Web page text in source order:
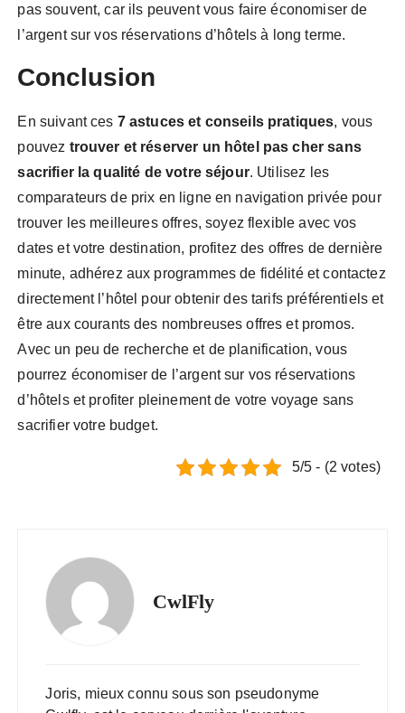
pas souvent, car ils peuvent vous faire économiser de
l’argent sur vos réservations d’hôtels à long terme.
Conclusion
En suivant ces 7 astuces et conseils pratiques, vous
pouvez trouver et réserver un hôtel pas cher sans
sacrifier la qualité de votre séjour. Utilisez les
comparateurs de prix en ligne en navigation privée pour
trouver les meilleures offres, soyez flexible avec vos
dates et votre destination, profitez des offres de dernière
minute, adhérez aux programmes de fidélité et contactez
directement l’hôtel pour obtenir des tarifs préférentiels et
être aux courants des nombreuses offres et promos.
Avec un peu de recherche et de planification, vous
pourrez économiser de l’argent sur vos réservations
d’hôtels et profiter pleinement de votre voyage sans
sacrifier votre budget.
5/5 - (2 votes)
CwlFly
Joris, mieux connu sous son pseudonyme